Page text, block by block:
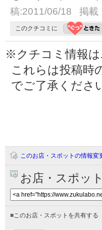
稿:2011/06/18 掲載
このクチコミに
※クチコミ情報
これらは投稿時
でご了承くださ
このお店・スポットの情報変
お店・スポッ
■このお店・スポットを共有する